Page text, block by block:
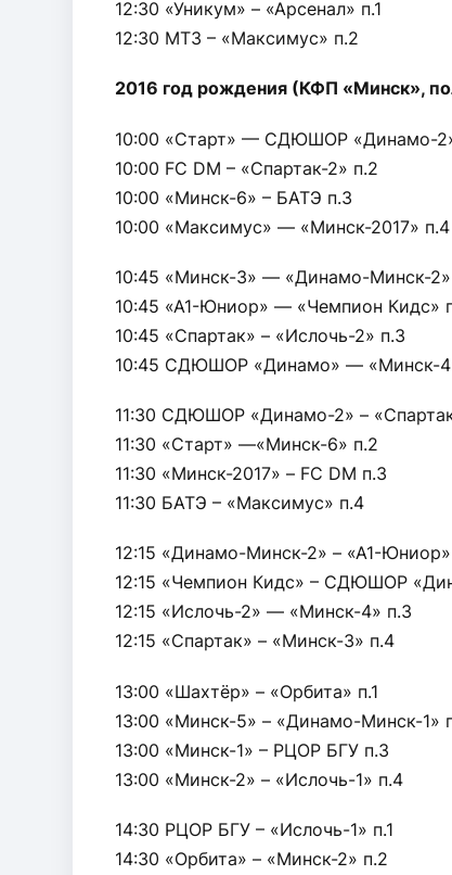
12:30 «Уникум» – «Арсенал» п.1
12:30 МТЗ – «Максимус» п.2
2016 год рождения (КФП «Минск»,
10:00 «Старт» — СДЮШОР «Динамо-
10:00 FC DM – «Спартак-2» п.2
10:00 «Минск-6» – БАТЭ п.3
10:00 «Максимус» — «Минск-2017» п.4
10:45 «Минск-3» — «Динамо-Минск-2»
10:45 «А1-Юниор» — «Чемпион Кидс»
10:45 «Спартак» – «Ислочь-2» п.3
10:45 СДЮШОР «Динамо» — «Минск-
11:30 СДЮШОР «Динамо-2» –
11:30 «Старт» —«Минск-6» п.2
11:30 «Минск-2017» – FC DM п.3
11:30 БАТЭ – «Максимус» п.4
12:15 «Динамо-Минск-2» – «А1-Юниор»
12:15 «Чемпион Кидс» – СДЮШОР
12:15 «Ислочь-2» — «Минск-4» п.3
12:15 «Спартак» – «Минск-3» п.4
13:00 «Шахтёр» – «Орбита» п.1
13:00 «Минск-5» – «Динамо-Минск-1»
13:00 «Минск-1» – РЦОР БГУ п.3
13:00 «Минск-2» – «Ислочь-1» п.4
14:30 РЦОР БГУ – «Ислочь-1» п.1
14:30 «Орбита» – «Минск-2» п.2